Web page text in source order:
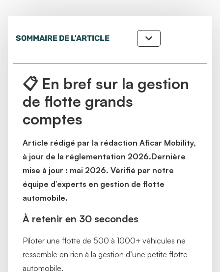
SOMMAIRE DE L'ARTICLE
📋 En bref sur la gestion
de flotte grands
comptes
Article rédigé par la rédaction Aficar Mobility,
à jour de la réglementation 2026.Dernière
mise à jour : mai 2026. Vérifié par notre
équipe d’experts en gestion de flotte
automobile.
À retenir en 30 secondes
Piloter une flotte de 500 à 1000+ véhicules ne
ressemble en rien à la gestion d’une petite flotte
automobile.